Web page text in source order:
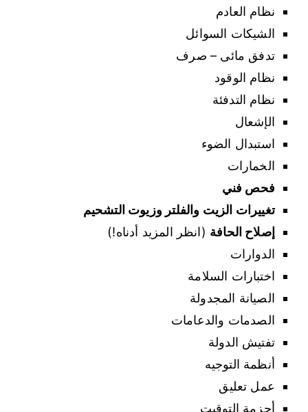
نظام العادم
الشيكات السوائل
تدفق مائى – صرف
نظام الوقود
نظام التدفئة
الإشعال
استبدال الضوء
الخمارات
فحص فني
تغييرات الزيت والفلتر وزيوت التشحيم
إصلاح الحافة (انظر المزيد أدناه!)
الدوارات
اختبارات السلامة
الصيانة المجدولة
الصدمات والدعامات
تفتيش الدولة
أنظمة التوجيه
عمل تعليق
أحزمة التوقيت